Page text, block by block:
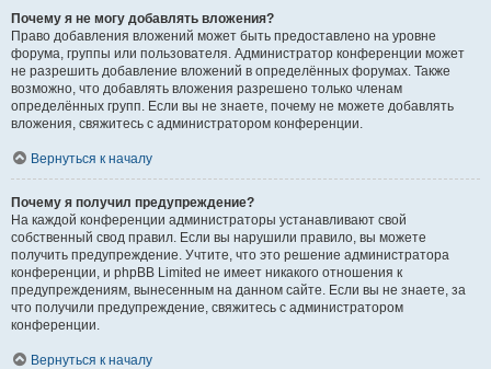
Почему я не могу добавлять вложения?
Право добавления вложений может быть предоставлено на уровне
форума, группы или пользователя. Администратор конференции может
не разрешить добавление вложений в определённых форумах. Также
возможно, что добавлять вложения разрешено только членам
определённых групп. Если вы не знаете, почему не можете добавлять
вложения, свяжитесь с администратором конференции.
Вернуться к началу
Почему я получил предупреждение?
На каждой конференции администраторы устанавливают свой
собственный свод правил. Если вы нарушили правило, вы можете
получить предупреждение. Учтите, что это решение администратора
конференции, и phpBB Limited не имеет никакого отношения к
предупреждениям, вынесенным на данном сайте. Если вы не знаете, за
что получили предупреждение, свяжитесь с администратором
конференции.
Вернуться к началу